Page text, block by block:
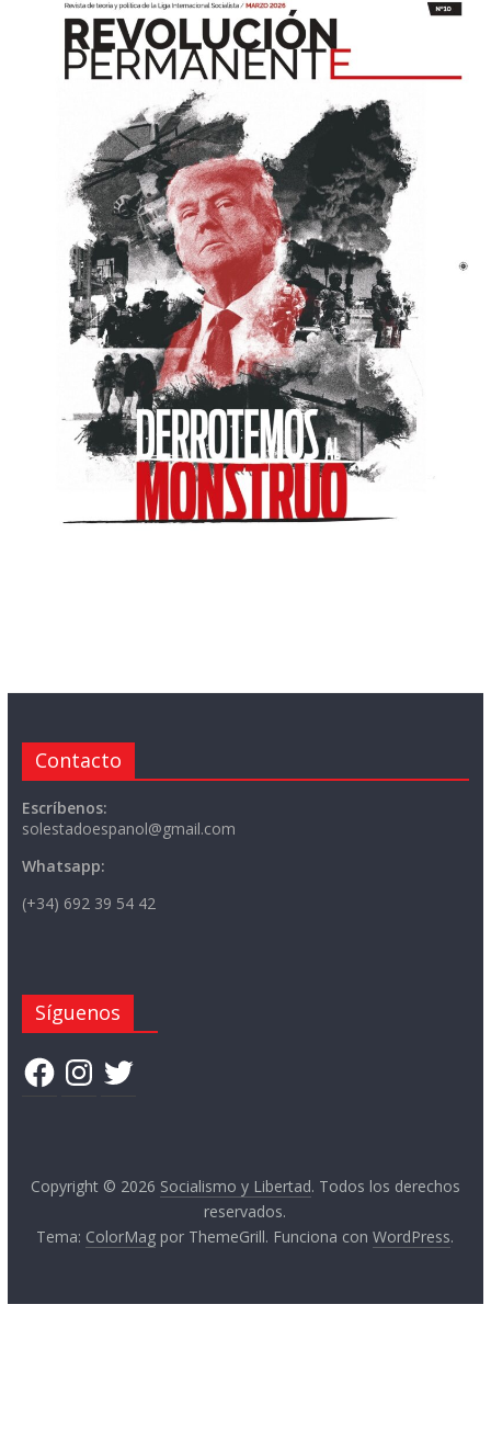
Contacto
Escríbenos:
solestadoespanol@gmail.com
Whatsapp:
(+34) 692 39 54 42
Síguenos
FacebookInstagram
Twitter
Copyright © 2026 Socialismo y Libertad. Todos los derechos
reservados.
Tema: ColorMag por ThemeGrill. Funciona conWordPress.